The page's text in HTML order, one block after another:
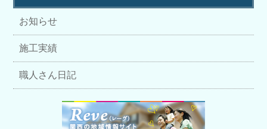
お知らせ
施工実績
職人さん日記